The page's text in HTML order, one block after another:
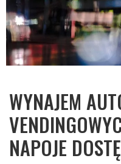
WYNAJEM
NAPOJE